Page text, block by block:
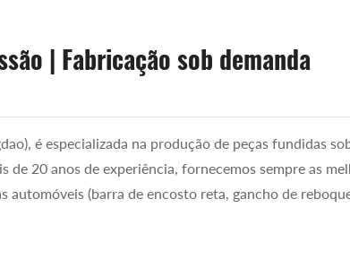
| Fabricação sob demanda
é especializada na produção de peças fundidas
de 20 anos de experiência, fornecemos sempre as
(barra de encosto reta, gancho de